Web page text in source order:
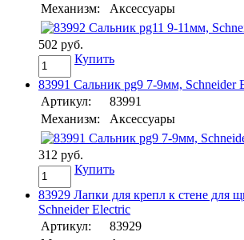
Механизм:
Аксессуары
502 руб.
Купить
83991 Сальник pg9 7-9мм, Schneider
Артикул:
83991
Механизм:
Аксессуары
312 руб.
Купить
83929 Лапки для крепл к стене для
Schneider Electric
Артикул:
83929